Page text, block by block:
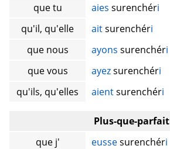
que tu
aies surenchéri
qu'il, qu'elle
aitsurenchéri
que nous
ayons surenchéri
que vous
ayezsurenchéri
qu'ils, qu'elles
aientsurenchéri
Plus-que-parfait
que j'
eussesurenchéri